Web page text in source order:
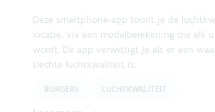
Deze smartphone-app toont je de
locatie, via een modelberekening die elk
wordt. De app verwittigt je als er een
slechte luchtkwaliteit is.
BURGERS LUCHTKWALITEIT